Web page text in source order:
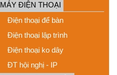
MÁY ĐIỆN THOẠI
Điện thoại để bàn
Điện thoại lập trình
Điện thoại ko dây
ĐT hội nghị - IP